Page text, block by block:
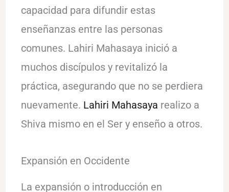
capacidad para difundir estas
enseñanzas entre las personas
comunes. Lahiri Mahasaya inició a
muchos discípulos y revitalizó la
práctica, asegurando que no se perdiera
nuevamente. Lahiri Mahasaya realizo a
Shiva mismo en el Ser y enseño a otros.
Expansión en Occidente
La expansión o introducción en